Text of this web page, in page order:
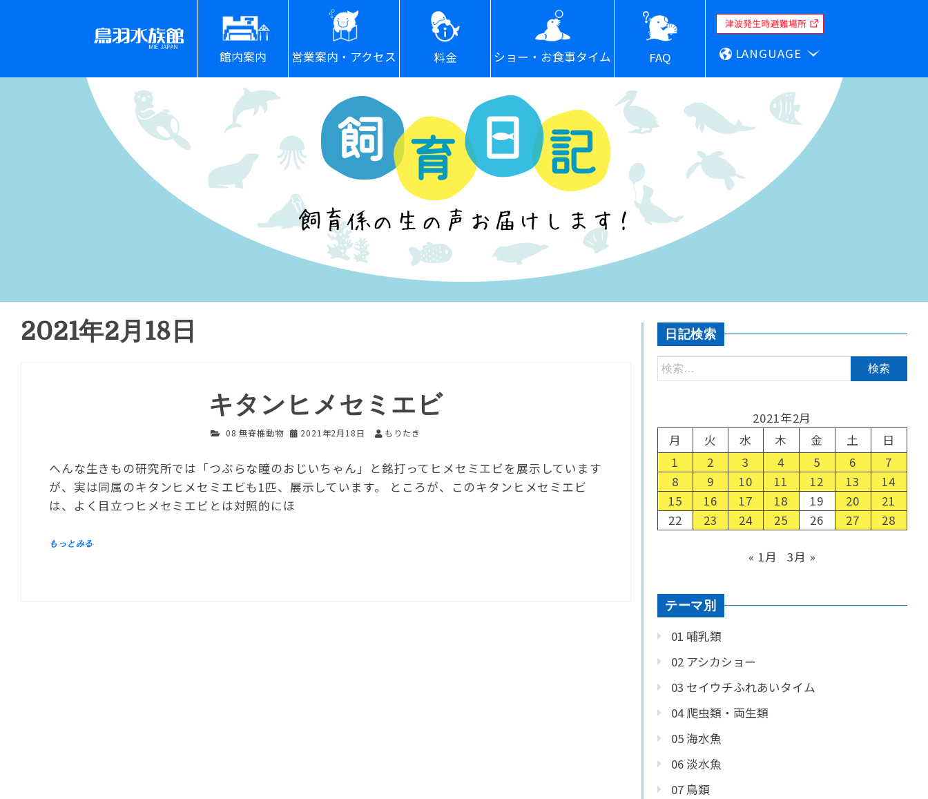
館内案内 営業案内・アクセス 料金 ショー・お食事タイム FAQ LANGUAGE
2021年2月18日
キタンヒメセミエビ
08 無脊椎動物 2021年2月18日 もりたき
へんな生きもの研究所では「つぶらな瞳のおじいちゃん」と銘打ってヒメセミエビを展示しています
が、実は同属のキタンヒメセミエビも1匹、展示しています。 ところが、このキタンヒメセミエビ
は、よく目立つヒメセミエビとは対照的にほ
日記検索
2021年2月
月
火 水 木 金 土
日
1
2 3 4 5 6
7
8
9 10 11 12 13
14
15
16 17 18 19 20
21
22
23 24 25 26 27 28
« 1月 3月 »
テーマ別
01 哺乳類
02 アシカショー
03 セイウチふれあいタイム
04 爬虫類・両生類
05 海水魚
06 淡水魚
07 鳥類